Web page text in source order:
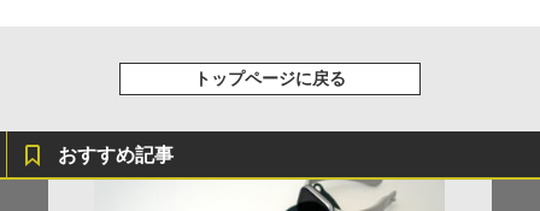
トップページに戻る
おすすめ記事